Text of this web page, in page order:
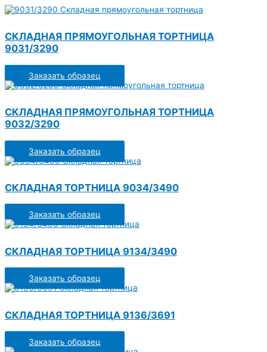
СКЛАДНАЯ ПРЯМОУГОЛЬНАЯ ТОРТНИЦА
9031/3290
Заказать образец
СКЛАДНАЯ ПРЯМОУГОЛЬНАЯ ТОРТНИЦА
9032/3290
Заказать образец
СКЛАДНАЯ ТОРТНИЦА 9034/3490
Заказать образец
СКЛАДНАЯ ТОРТНИЦА 9134/3490
Заказать образец
СКЛАДНАЯ ТОРТНИЦА 9136/3691
Заказать образец